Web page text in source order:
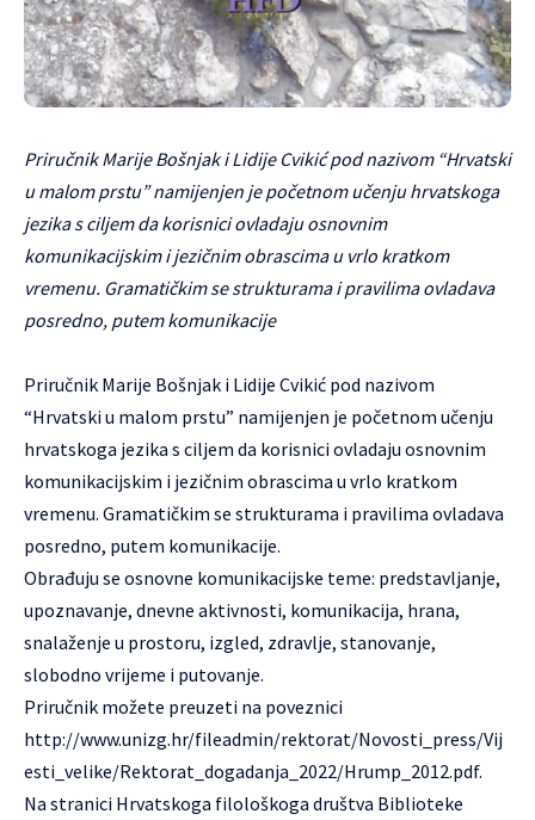
Priručnik Marije Bošnjak i Lidije Cvikić pod nazivom “Hrvatski
u malom prstu” namijenjen je početnom učenju hrvatskoga
jezika s ciljem da korisnici ovladaju osnovnim
komunikacijskim i jezičnim obrascima u vrlo kratkom
vremenu. Gramatičkim se strukturama i pravilima ovladava
posredno, putem komunikacije
Priručnik Marije Bošnjak i Lidije Cvikić pod nazivom
“Hrvatski u malom prstu” namijenjen je početnom učenju
hrvatskoga jezika s ciljem da korisnici ovladaju osnovnim
komunikacijskim i jezičnim obrascima u vrlo kratkom
vremenu. Gramatičkim se strukturama i pravilima ovladava
posredno, putem komunikacije.
Obrađuju se osnovne komunikacijske teme: predstavljanje,
upoznavanje, dnevne aktivnosti, komunikacija, hrana,
snalaženje u prostoru, izgled, zdravlje, stanovanje,
slobodno vrijeme i putovanje.
Priručnik možete preuzeti na poveznici
http://www.unizg.hr/fileadmin/rektorat/Novosti_press/Vij
esti_velike/Rektorat_dogadanja_2022/Hrump_2012.pdf.
Na stranici Hrvatskoga filološkoga društva Biblioteke